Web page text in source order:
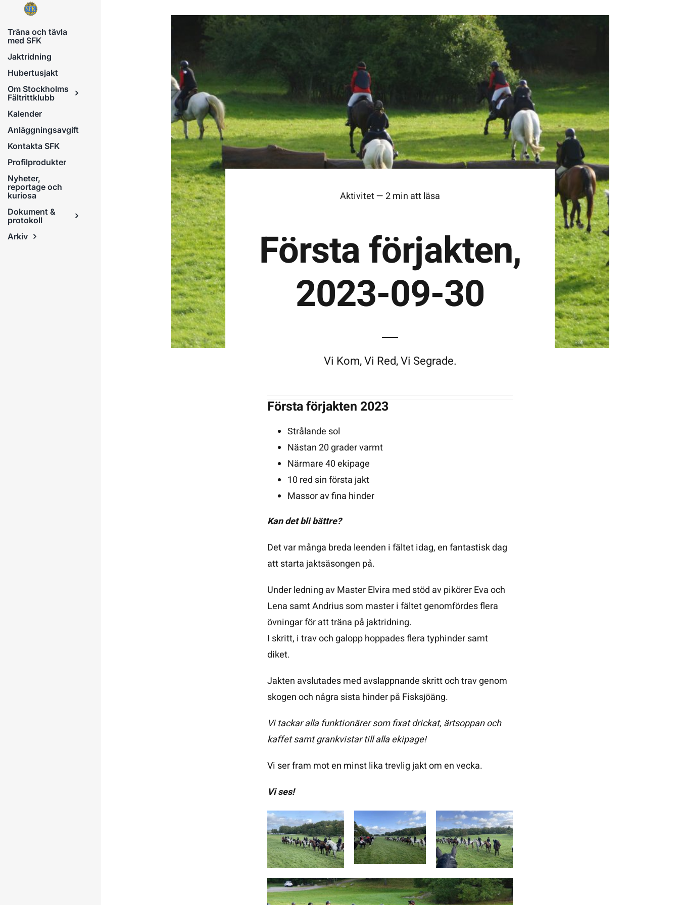
Fortsätt
innehållet
Träna och tävla
med SFK
Jaktridning
Hubertusjakt
Om Stockholms
Fältrittklubb
Kalender
Anläggningsavgift
Kontakta SFK
Profilprodukter
Nyheter,
reportage och
kuriosa
Dokument &
protokoll
Arkiv
Aktivitet — 2 min att läsa
Första förjakten,
2023-09-30
Vi Kom, Vi Red, Vi Segrade.
Första förjakten 2023
Strålande sol
Nästan 20 grader varmt
Närmare 40 ekipage
10 red sin första jakt
Massor av fina hinder
Kan det bli bättre?
Det var många breda leenden i fältet idag, en fantastisk dag
att starta jaktsäsongen på.
Under ledning av Master Elvira med stöd av pikörer Eva och
Lena samt Andrius som master i fältet genomfördes flera
övningar för att träna på jaktridning.
I skritt, i trav och galopp hoppades flera typhinder samt
diket.
Jakten avslutades med avslappnande skritt och trav genom
skogen och några sista hinder på Fisksjöäng.
Vi tackar alla funktionärer som fixat drickat, ärtsoppan och
kaffet samt grankvistar till alla ekipage!
Vi ser fram mot en minst lika trevlig jakt om en vecka.
Vi ses!